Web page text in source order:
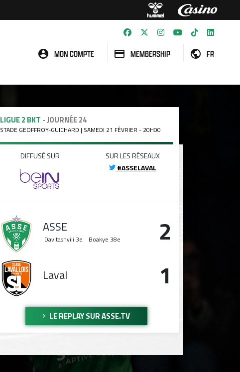
MON COMPTE MEMBERSHIP FR
LIGUE 2 BKT - JOURNÉE 24
STADE GEOFFROY-GUICHARD | SAMEDI 21 FÉVRIER - 20H00
DIFFUSÉ SUR
SUR LES RÉSEAUX
#ASSELAVAL
ASSE
Davitashvili 3e Boakye 38e 2
Laval 1
LE REPLAY SUR ASSE.TV